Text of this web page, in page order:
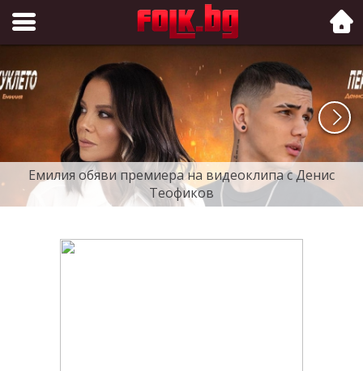
Folk.bg
Емилия обяви премиера на видеоклипа с Денис
Теофиков